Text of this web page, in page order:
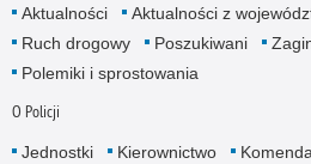
Aktualności Aktualności z
Ruch drogowy
Poszukiwani
Polemiki i sprostowania
O Policji
Jednostki Kierownictwo